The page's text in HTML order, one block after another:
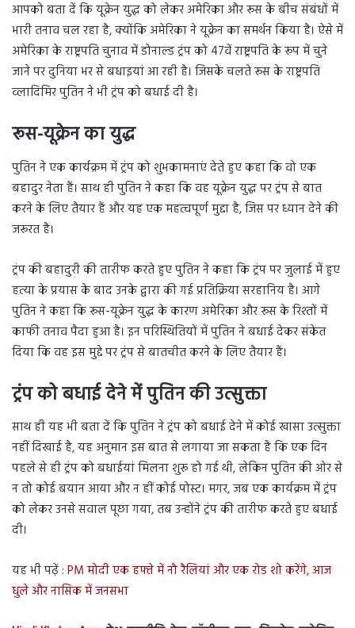
आपको बता दें कि यूक्रेन युद्ध को लेकर अमेरिका और रूस के बीच संबंधों में
भारी तनाव चल रहा है, क्योंकि अमेरिका ने यूक्रेन का समर्थन किया है। ऐसे में
अमेरिका के राष्ट्रपति चुनाव में डोनाल्ड ट्रंप को 47वें राष्ट्रपति के रूप में चुने
जाने पर दुनिया भर से बधाइयां आ रही है। जिसके चलते रूस के राष्ट्रपति
व्लादिमिर पुतिन ने भी ट्रंप को बधाई दी है।
रूस-यूक्रेन का युद्ध
पुतिन ने एक कार्यक्रम में ट्रंप को शुभकामनाएं देते हुए कहा कि वो एक
बहादुर नेता हैं। साथ ही पुतिन ने कहा कि वह यूक्रेन युद्ध पर ट्रंप से बात
करने के लिए तैयार हैं और यह एक महत्वपूर्ण मुद्दा है, जिस पर ध्यान देने की
जरूरत है।
ट्रंप की बहादुरी की तारीफ करते हुए पुतिन ने कहा कि ट्रंप पर जुलाई में हुए
हत्या के प्रयास के बाद उनके द्वारा की गई प्रतिक्रिया सरहानिय है। आगे
पुतिन ने कहा कि रूस-यूक्रेन युद्ध के कारण अमेरिका और रूस के रिश्तों में
काफी तनाव पैदा हुआ है। इन परिस्थितियों में पुतिन ने बधाई देकर संकेत
दिया कि वह इस मुद्दे पर ट्रंप से बातचीत करने के लिए तैयार हैं।
ट्रंप को बधाई देने में पुतिन की उत्सुक्ता
साथ ही यह भी बता दें कि पुतिन ने ट्रंप को बधाई देने में कोई खासा उत्सुक्ता
नहीं दिखाई है, यह अनुमान इस बात से लगाया जा सकता है कि एक दिन
पहले से ही ट्रंप को बधाईयां मिलना शुरू हो गई थी, लेकिन पुतिन की ओर से
न तो कोई बयान आया और न हीं कोई पोस्ट। मगर, जब एक कार्यक्रम में ट्रंप
को लेकर उनसे सवाल पूछा गया, तब उन्होंने ट्रंप की तारीफ करते हुए बधाई
दी।
यह भी पढ़ें : PM मोदी एक हफ्ते में नौ रैलियां और एक रोड शो करेंगे, आज
धुले और नासिक में जनसभा